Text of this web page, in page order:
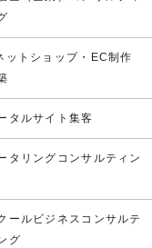
ットショップ・EC制作
タルサイト集客
タリングコンサルティン
ールビジネスコンサルテ
グ